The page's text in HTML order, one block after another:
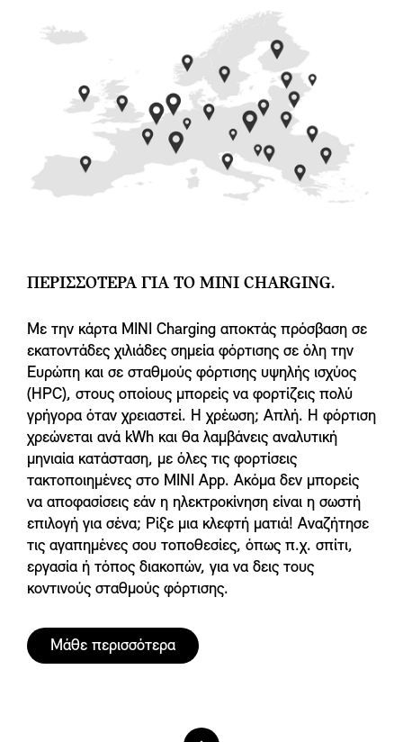
ΠΕΡΙΣΣΟΤΕΡΑ ΓΙΑ ΤΟ MINI CHARGING.
Με την κάρτα MINI Charging αποκτάς πρόσβαση σε
εκατοντάδες χιλιάδες σημεία φόρτισης σε όλη την
Ευρώπη και σε σταθμούς φόρτισης υψηλής ισχύος
(HPC), στους οποίους μπορείς να φορτίζεις πολύ
γρήγορα όταν χρειαστεί. Η χρέωση; Απλή. Η φόρτιση
χρεώνεται ανά kWh και θα λαμβάνεις αναλυτική
μηνιαία κατάσταση, με όλες τις φορτίσεις
τακτοποιημένες στο MINI App. Ακόμα δεν μπορείς
να αποφασίσεις εάν η ηλεκτροκίνηση είναι η σωστή
επιλογή για σένα; Ρίξε μια κλεφτή ματιά! Αναζήτησε
τις αγαπημένες σου τοποθεσίες, όπως π.χ. σπίτι,
εργασία ή τόπος διακοπών, για να δεις τους
κοντινούς σταθμούς φόρτισης.
Μάθε περισσότερα